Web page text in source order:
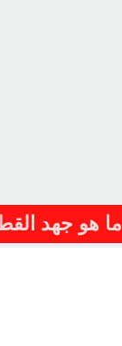
ما هو جهد